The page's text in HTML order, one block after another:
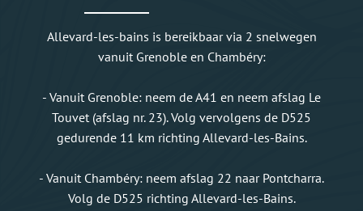
Allevard-les-bains is bereikbaar via 2 snelwegen
vanuit Grenoble en Chambéry:
- Vanuit Grenoble: neem de A41 en neem afslag Le
Touvet (afslag nr. 23). Volg vervolgens de D525
gedurende 11 km richting Allevard-les-Bains.
- Vanuit Chambéry: neem afslag 22 naar Pontcharra.
Volg de D525 richting Allevard-les-Bains.